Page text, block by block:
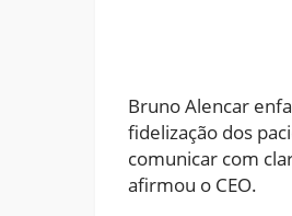
Bruno Alencar
fidelização dos
comunicar com
afirmou o CEO.